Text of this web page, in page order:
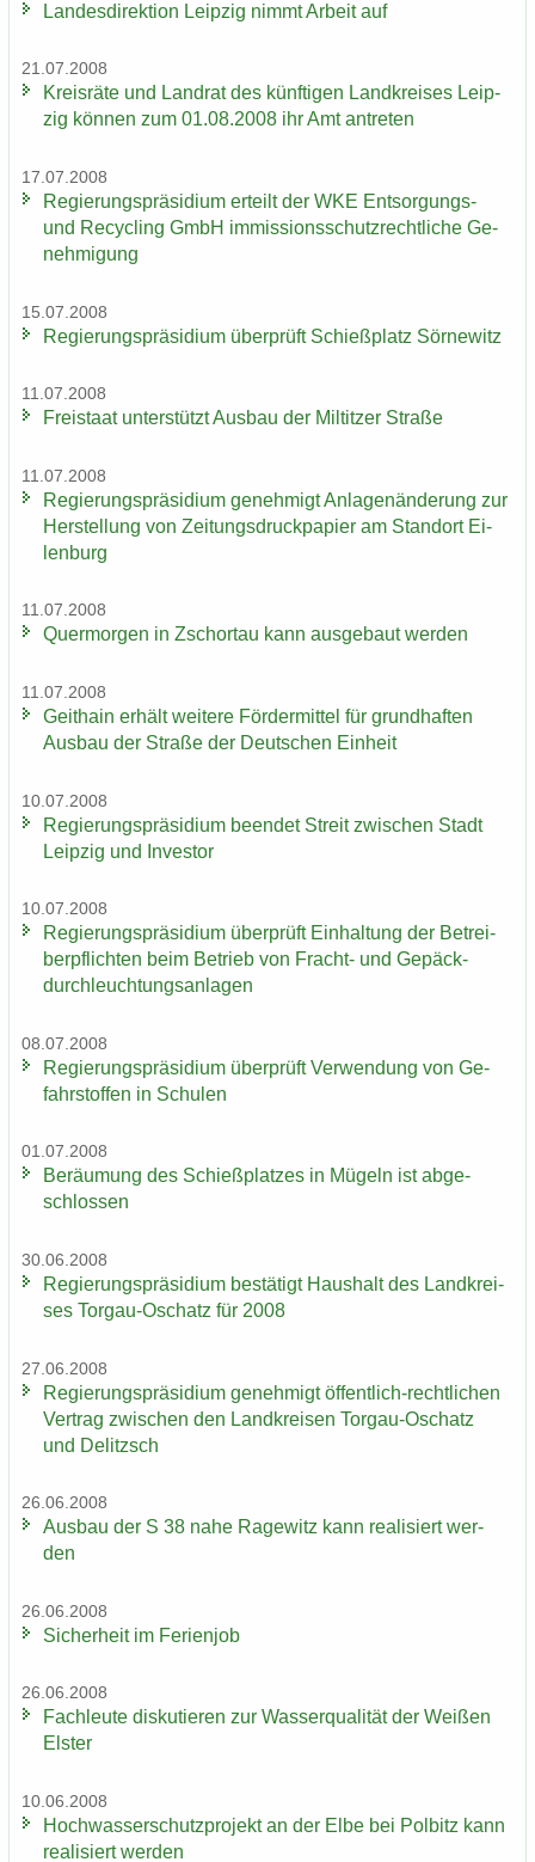
Lan­des­di­rek­ti­on Leip­zig nimmt Ar­beit auf
21.07.2008
Kreis­rä­te und Land­rat des künf­ti­gen Land­krei­ses Leip­
zig kön­nen zum 01.08.2008 ihr Amt an­tre­ten
17.07.2008
Re­gie­rungs­prä­si­di­um er­teilt der WKE Entsorgungs-​
und Re­cy­cling GmbH im­mis­si­ons­schutz­recht­li­che Ge­
neh­mi­gung
15.07.2008
Re­gie­rungs­prä­si­di­um über­prüft Schieß­platz Sör­ne­witz
11.07.2008
Frei­staat un­ter­stützt Aus­bau der Mil­tit­zer Stra­ße
11.07.2008
Re­gie­rungs­prä­si­di­um ge­neh­migt An­la­gen­än­de­rung zur
Her­stel­lung von Zei­tungs­druck­pa­pier am Stand­ort Ei­
len­burg
11.07.2008
Quer­mor­gen in Zschor­tau kann aus­ge­baut wer­den
11.07.2008
Geit­hain er­hält wei­te­re För­der­mit­tel für grund­haf­ten
Aus­bau der Stra­ße der Deut­schen Ein­heit
10.07.2008
Re­gie­rungs­prä­si­di­um be­en­det Streit zwi­schen Stadt
Leip­zig und In­ves­tor
10.07.2008
Re­gie­rungs­prä­si­di­um über­prüft Ein­hal­tung der Be­trei­
ber­pflich­ten beim Be­trieb von Fracht-​ und Ge­päck­
durch­leuch­tungs­an­la­gen
08.07.2008
Re­gie­rungs­prä­si­di­um über­prüft Ver­wen­dung von Ge­
fahr­stof­fen in Schu­len
01.07.2008
Be­räu­mung des Schieß­plat­zes in Mü­geln ist ab­ge­
schlos­sen
30.06.2008
Re­gie­rungs­prä­si­di­um be­stä­tigt Haus­halt des Land­krei­
ses Torgau-​Oschatz für 2008
27.06.2008
Re­gie­rungs­prä­si­di­um ge­neh­migt öffentlich-​rechtlichen
Ver­trag zwi­schen den Land­krei­sen Torgau-​Oschatz
und De­litzsch
26.06.2008
Aus­bau der S 38 nahe Ra­ge­witz kann rea­li­siert wer­
den
26.06.2008
Si­cher­heit im Fe­ri­en­job
26.06.2008
Fach­leu­te dis­ku­tie­ren zur Was­ser­qua­li­tät der Wei­ßen
Els­ter
10.06.2008
Hoch­was­ser­schutz­pro­jekt an der Elbe bei Pol­bitz kann
rea­li­siert wer­den